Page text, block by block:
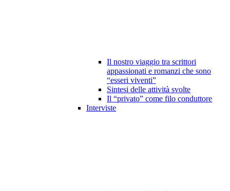
Il nostro viaggio tra scrittori
appassionati e romanzi che sono
“esseri viventi”
Sintesi delle attività svolte
Il “privato” come filo conduttore
Interviste